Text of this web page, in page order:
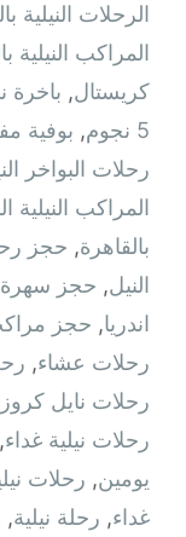
الرحلات النيلية
المراكب النيلية
كريستال, باخرة
5 نجوم
, بوفية
رحلات البواخر
المراكب النيلية
بالقاهرة, حجز
النيل, حجز
اندريا, حجز
رحلات عشاء,
رحلات نايل كروز
رحلات نيلية غداء,
يومين, رحلات
غداء, رحلة نيلية,